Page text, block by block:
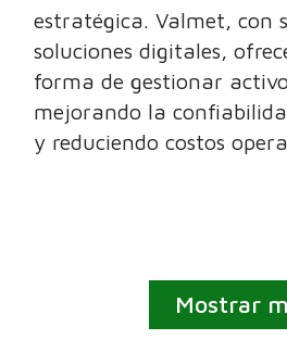
estratégica. Valmet, con
soluciones digitales,
forma de gestionar
mejorando la
y reduciendo costos
Mostrar